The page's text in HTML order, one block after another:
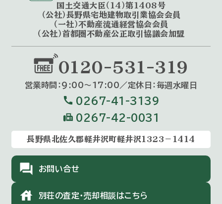
国土交通大臣（14）第1408号
（公社）長野県宅地建物取引業協会会員
（一社）不動産流通経営協会会員
（公社）首都圏不動産公正取引協議会加盟
0120-531-319
営業時間：9:00〜17:00／定休⽇：毎週⽔曜⽇
call 0267-41-3139
fax 0267-42-0031
長野県北佐久郡軽井沢町軽井沢1323－1414
forum お問い合せ
house 別荘の査定・売却相談はこちら